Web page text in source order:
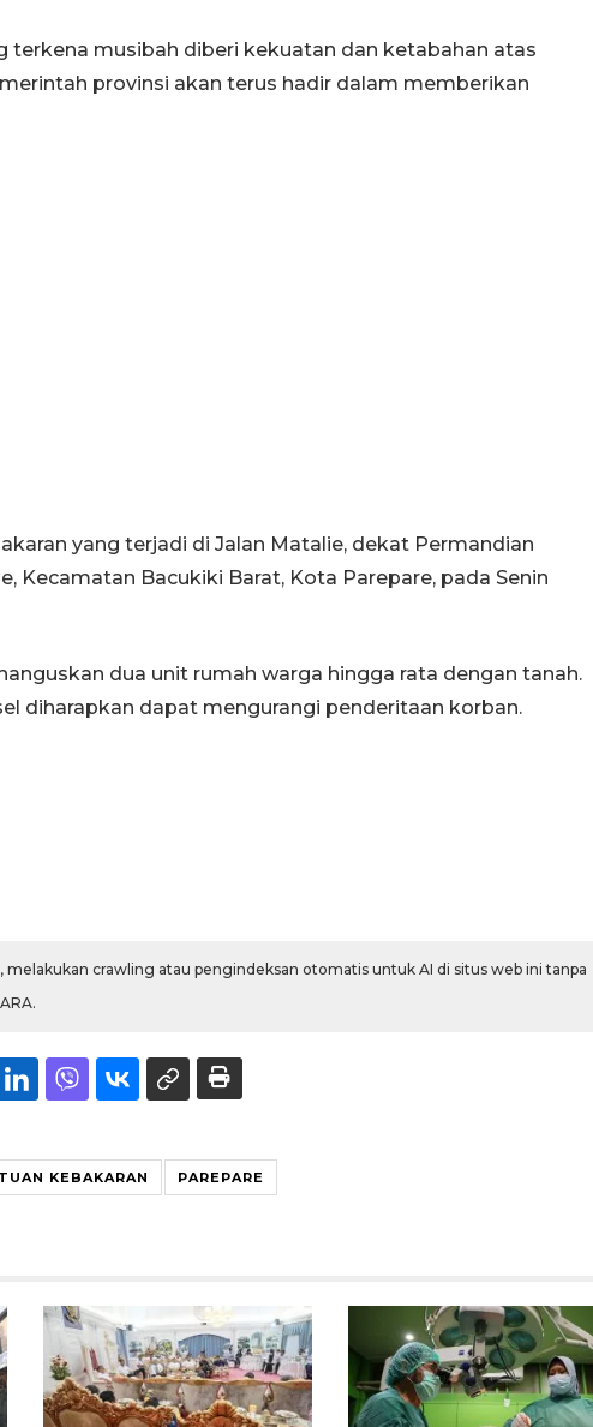
terkena musibah diberi kekuatan dan ketabahan atas
provinsi akan terus hadir dalam memberikan
yang terjadi di Jalan Matalie, dekat Permandian
Kecamatan Bacukiki Barat, Kota Parepare, pada Senin
dua unit rumah warga hingga rata dengan tanah.
diharapkan dapat mengurangi penderitaan korban.
crawling atau pengindeksan otomatis untuk AI di situs web ini tanpa
KEBAKARAN PAREPARE
FOTO - Kirab memperingati
HUT ke-80 Raja Keraton